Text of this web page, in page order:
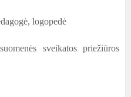
logopedė
sveikatos priežiūros